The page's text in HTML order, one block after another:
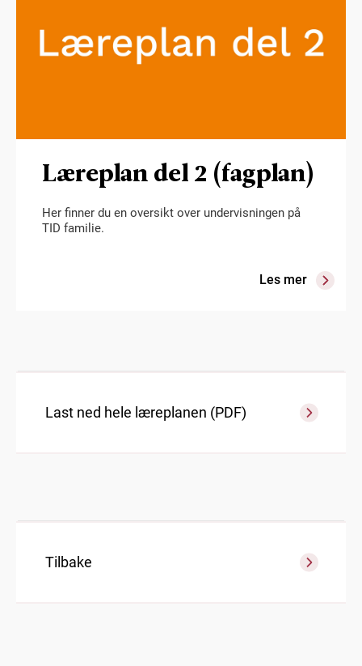
Læreplan del 2 (fagplan)
Her finner du en oversikt over undervisningen på
TID familie.
Les mer
Last ned hele læreplanen (PDF)
Tilbake